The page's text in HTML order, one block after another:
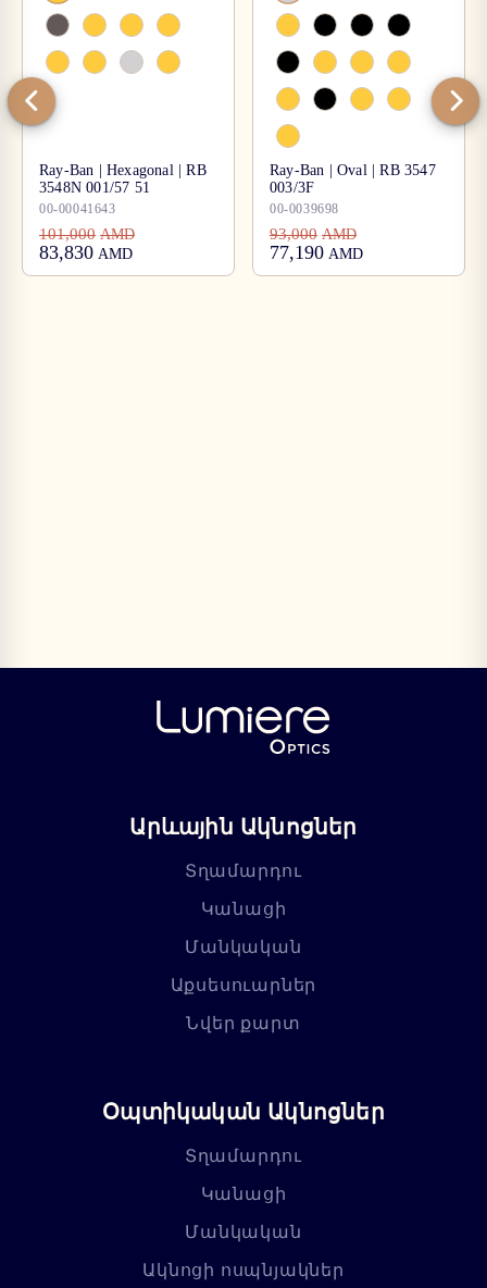
Ray-Ban | Hexagonal | RB
3548N 001/57 51
00-00041643
101,000 AMD
83,830 AMD
Ray-Ban | Oval | RB 3547
003/3F
00-0039698
93,000 AMD
77,190 AMD
Արևային Ակնոցներ
Տղամարդու
Կանացի
Մանկական
Աքսեսուարներ
Նվեր քարտ
Օպտիկական Ակնոցներ
Տղամարդու
Կանացի
Մանկական
Ակնոցի ոսպնյակներ